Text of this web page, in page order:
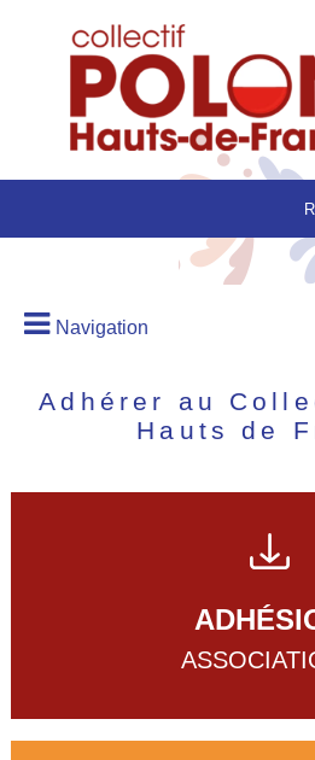
Navigation
Adhérer au
Hauts de